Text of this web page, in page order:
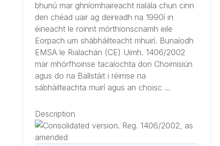
bhunú mar ghníomhaireacht rialála chun cinn
den chéad uair ag deireadh na 1990í in
éineacht le roinnt mórthionscnamh eile
Eorpach um shábháilteacht mhuirí. Bunaíodh
EMSA le Rialachán (CE) Uimh. 1406/2002
mar mhórfhoinse tacaíochta don Choimisiún
agus do na Ballstáit i réimse na
sábháilteachta muirí agus an choisc ...
Description